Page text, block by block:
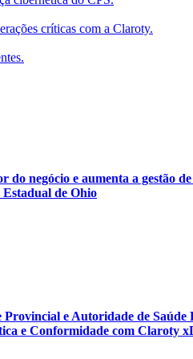
críticas com a Claroty.
negócio e aumenta a gestão
de Ohio
Provincial e Autoridade de
e Conformidade com Claroty